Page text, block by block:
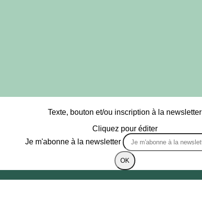
Texte, bouton et/ou inscription à la newsletter
Cliquez pour éditer
Je m'abonne à la newsletter
OK